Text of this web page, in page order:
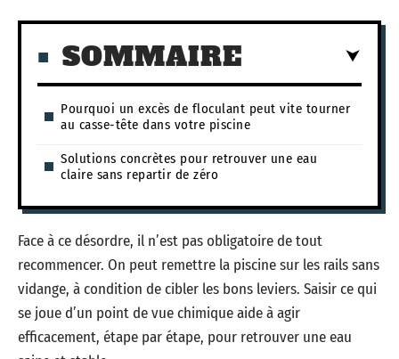
SOMMAIRE
Pourquoi un excès de floculant peut vite tourner
au casse-tête dans votre piscine
Solutions concrètes pour retrouver une eau
claire sans repartir de zéro
Face à ce désordre, il n’est pas obligatoire de tout
recommencer. On peut remettre la piscine sur les rails sans
vidange, à condition de cibler les bons leviers. Saisir ce qui
se joue d’un point de vue chimique aide à agir
efficacement, étape par étape, pour retrouver une eau